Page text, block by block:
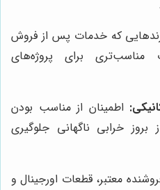
که خدمات پس از فروش
مناسب‌تری برای پروژه‌های
اطمینان از مناسب بودن
خرابی ناگهانی جلوگیری
معتبر، قطعات اورجینال و